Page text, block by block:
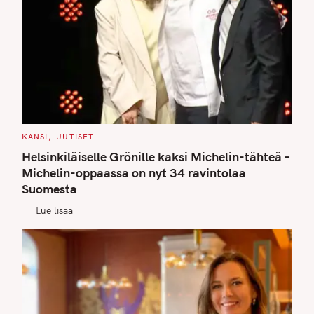
C
T
E
G
O
R
I
S
KANSI UUTISET
Helsinkiläiselle Grönille kaksi Michelin-tähteä –
Michelin-oppaassa on nyt 34 ravintolaa
Suomesta
Lue lisää